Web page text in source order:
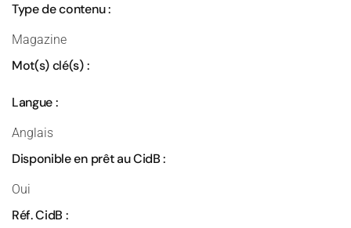
Type de contenu :
Magazine
Mot(s) clé(s) :
Langue :
Anglais
Disponible en prêt au CidB :
Oui
Réf. CidB :